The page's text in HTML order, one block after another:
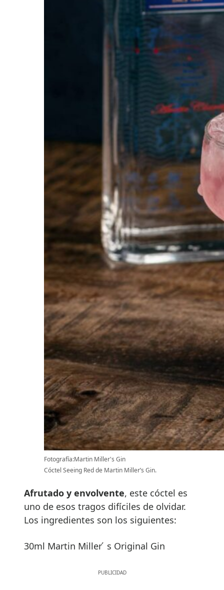
Fotografía:Martin Miller's Gin
Cóctel Seeing Red de Martin Miller’s Gin.
Afrutado y envolvente, este cóctel es
uno de esos tragos difíciles de olvidar.
Los ingredientes son los siguientes:
30ml Martin Miller ́ s Original Gin